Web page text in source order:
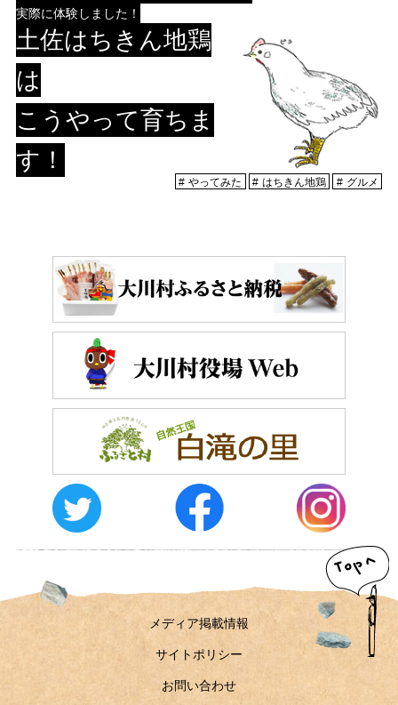
大川村の暮らしが垣間見える山歩きツアーや、村民の4倍が集う謝肉祭、村
の地形を活かしたアクティビティなど、村で体験できるあれやこれやをご紹
介！
イベント情報
おしらせ
イベントレポート メディア掲載
メディア掲載情報
サイトポリシー お問い合わせ
実際に体験しました！
土佐はちきん地鶏
は
こうやって育ちま
す！
やってみた はちきん地鶏 グルメ
メディア掲載情報
サイトポリシー
お問い合わせ